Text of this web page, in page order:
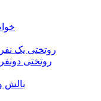
روتختی یک
روتختی
بالش